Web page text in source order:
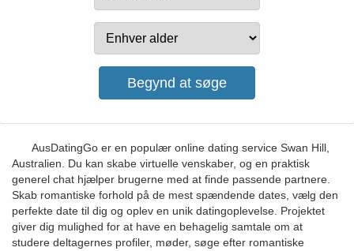
AusDatingGo er en populær online dating service Swan Hill,
Australien. Du kan skabe virtuelle venskaber, og en praktisk
generel chat hjælper brugerne med at finde passende partnere.
Skab romantiske forhold på de mest spændende dates, vælg den
perfekte date til dig og oplev en unik datingoplevelse. Projektet
giver dig mulighed for at have en behagelig samtale om at
studere deltagernes profiler, møder, søge efter romantiske